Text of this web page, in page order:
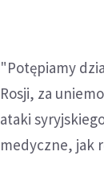
"Potępiamy
Rosji, za
ataki
medyczne, jak